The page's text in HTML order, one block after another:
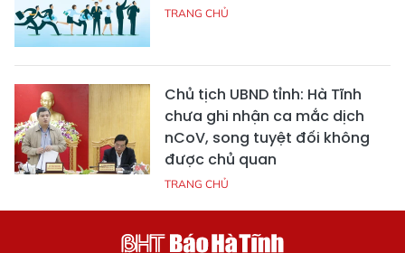
TRANG CHỦ
Chủ tịch UBND tỉnh: Hà Tĩnh
chưa ghi nhận ca mắc dịch
nCoV, song tuyệt đối không
được chủ quan
TRANG CHỦ